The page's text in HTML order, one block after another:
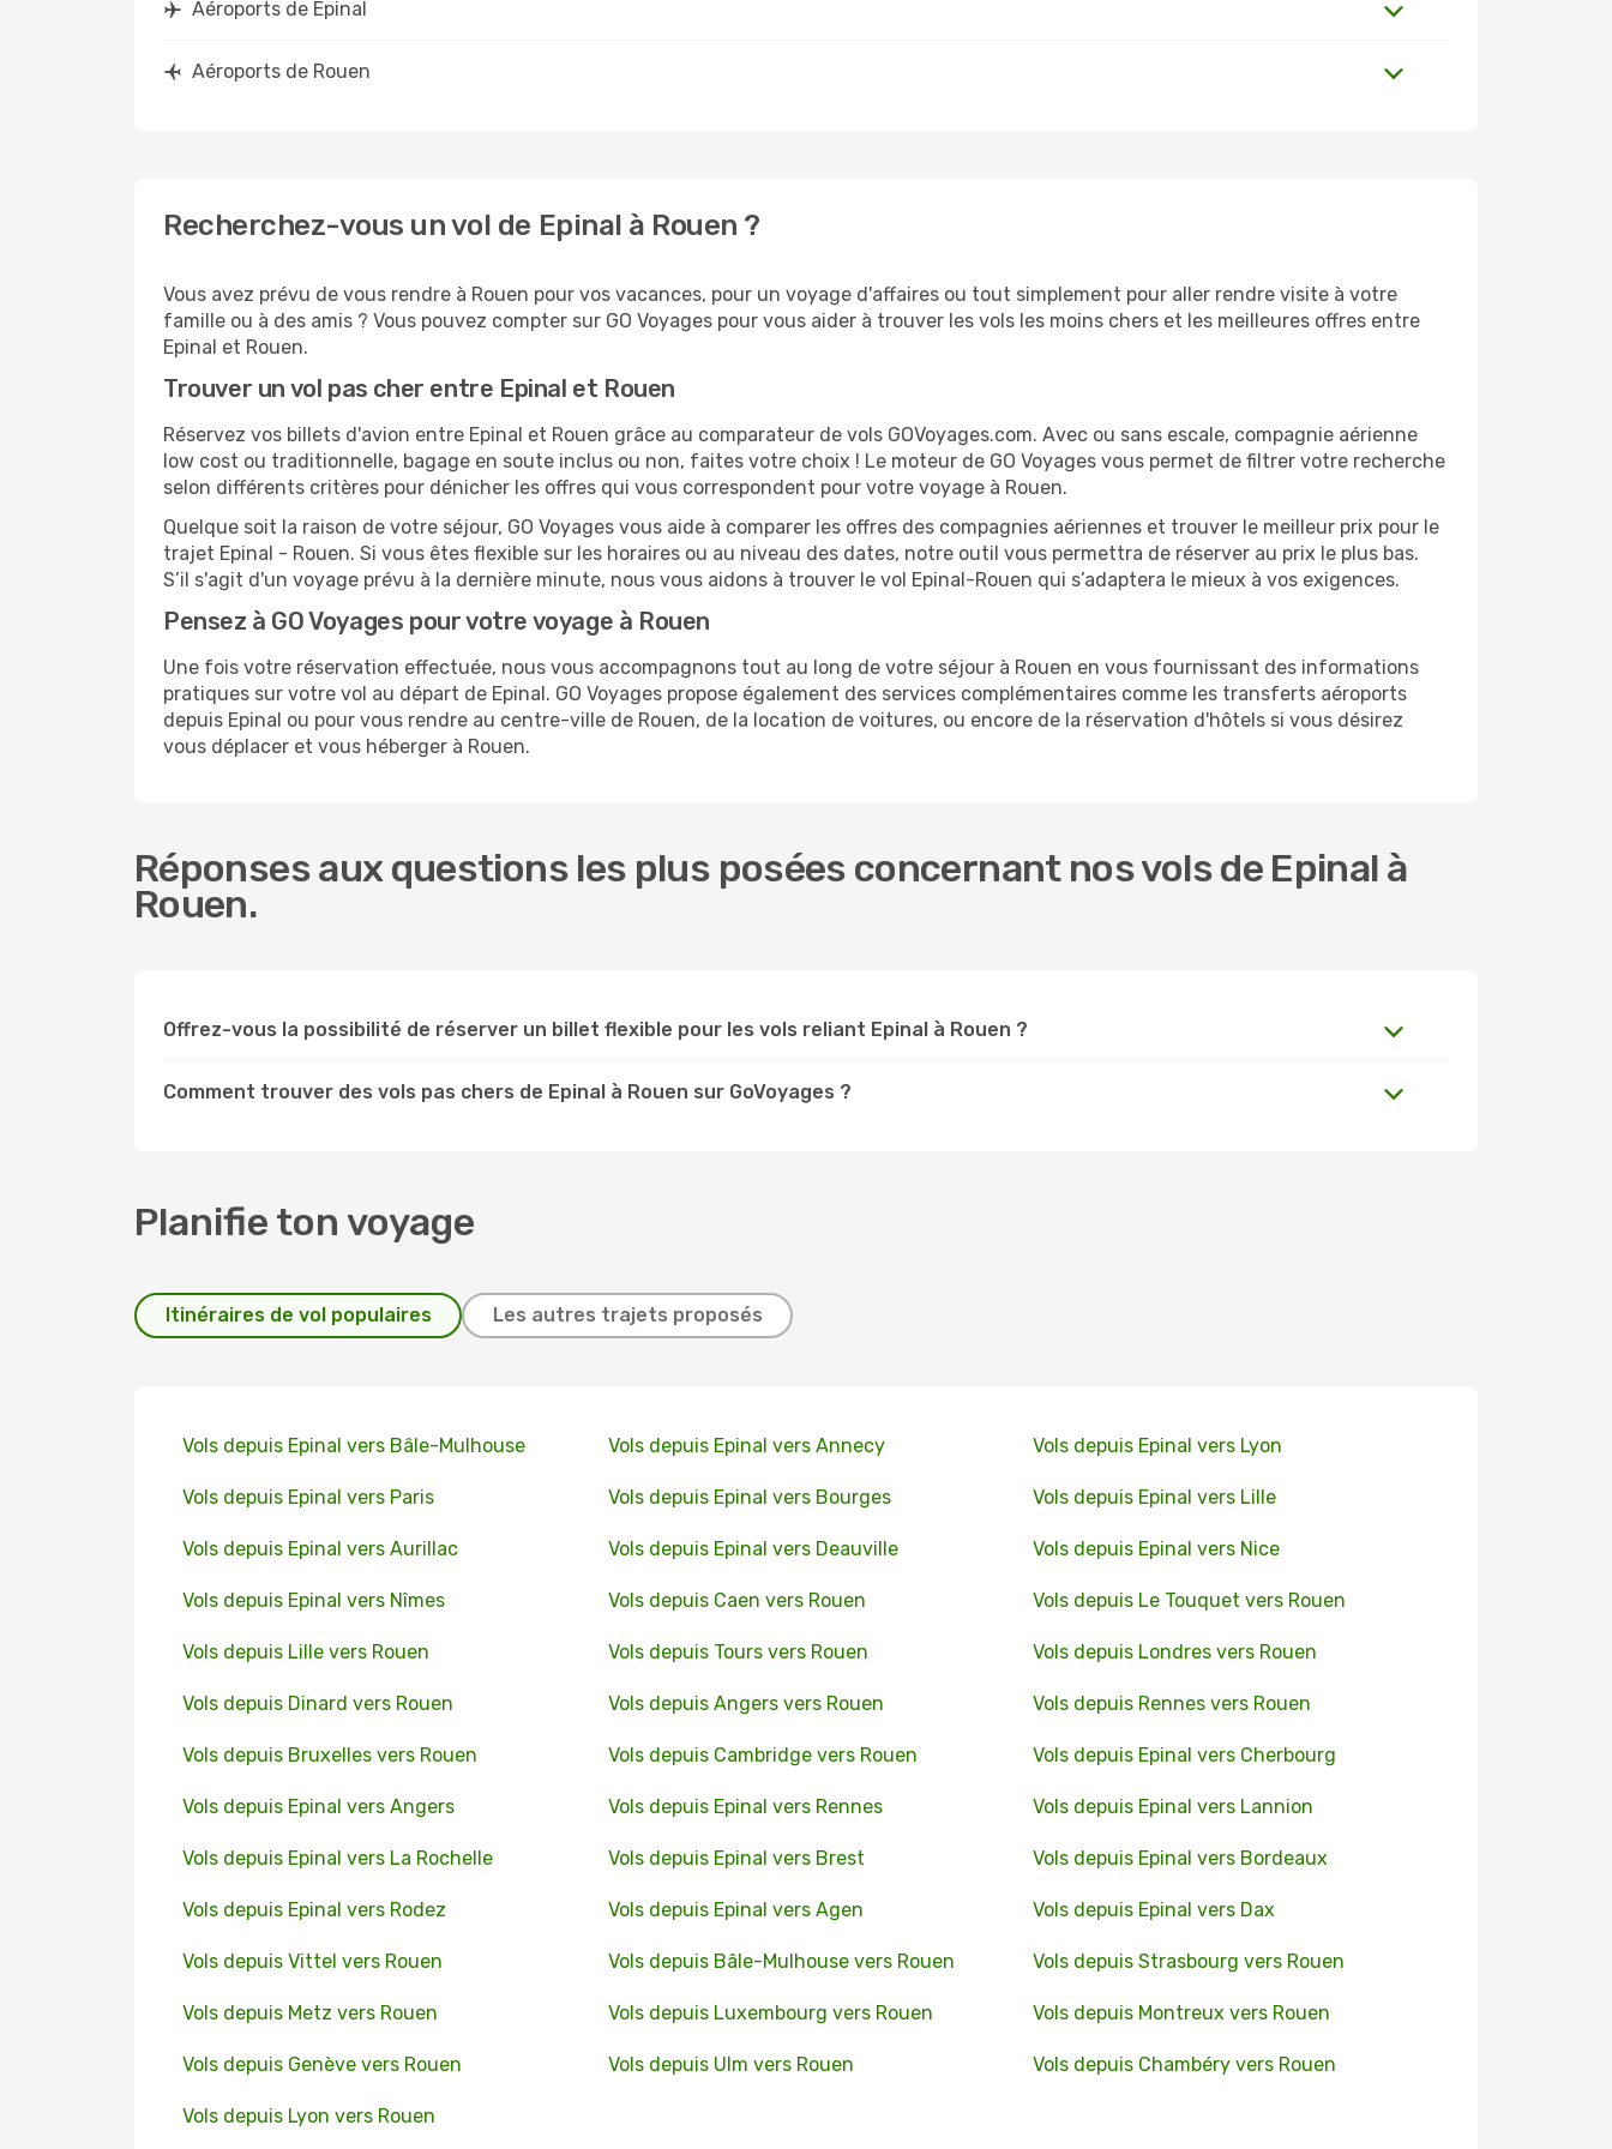
Aéroports de Epinal
Aéroports de Rouen
Recherchez-vous un vol de Epinal à Rouen ?
Vous avez prévu de vous rendre à Rouen pour vos vacances, pour un voyage d'affaires ou tout simplement pour aller rendre visite à votre
famille ou à des amis ? Vous pouvez compter sur GO Voyages pour vous aider à trouver les vols les moins chers et les meilleures offres entre
Epinal et Rouen.
Trouver un vol pas cher entre Epinal et Rouen
Réservez vos billets d'avion entre Epinal et Rouen grâce au comparateur de vols GOVoyages.com. Avec ou sans escale, compagnie aérienne
low cost ou traditionnelle, bagage en soute inclus ou non, faites votre choix ! Le moteur de GO Voyages vous permet de filtrer votre recherche
selon différents critères pour dénicher les offres qui vous correspondent pour votre voyage à Rouen.
Quelque soit la raison de votre séjour, GO Voyages vous aide à comparer les offres des compagnies aériennes et trouver le meilleur prix pour le
trajet Epinal - Rouen. Si vous êtes flexible sur les horaires ou au niveau des dates, notre outil vous permettra de réserver au prix le plus bas.
S’il s'agit d'un voyage prévu à la dernière minute, nous vous aidons à trouver le vol Epinal-Rouen qui s’adaptera le mieux à vos exigences.
Pensez à GO Voyages pour votre voyage à Rouen
Une fois votre réservation effectuée, nous vous accompagnons tout au long de votre séjour à Rouen en vous fournissant des informations
pratiques sur votre vol au départ de Epinal. GO Voyages propose également des services complémentaires comme les transferts aéroports
depuis Epinal ou pour vous rendre au centre-ville de Rouen, de la location de voitures, ou encore de la réservation d'hôtels si vous désirez
vous déplacer et vous héberger à Rouen.
Réponses aux questions les plus posées concernant nos vols de Epinal à
Rouen.
Offrez-vous la possibilité de réserver un billet flexible pour les vols reliant Epinal à Rouen ?
Comment trouver des vols pas chers de Epinal à Rouen sur GoVoyages ?
Planifie ton voyage
Itinéraires de vol populaires Les autres trajets proposés
Vols depuis Epinal vers Bâle-Mulhouse Vols depuis Epinal vers Annecy Vols depuis Epinal vers Lyon
Vols depuis Epinal vers Paris Vols depuis Epinal vers Bourges Vols depuis Epinal vers Lille
Vols depuis Epinal vers Aurillac Vols depuis Epinal vers Deauville Vols depuis Epinal vers Nice
Vols depuis Epinal vers Nîmes Vols depuis Caen vers Rouen Vols depuis Le Touquet vers Rouen
Vols depuis Lille vers Rouen Vols depuis Tours vers Rouen Vols depuis Londres vers Rouen
Vols depuis Dinard vers Rouen Vols depuis Angers vers Rouen Vols depuis Rennes vers Rouen
Vols depuis Bruxelles vers Rouen Vols depuis Cambridge vers Rouen Vols depuis Epinal vers Cherbourg
Vols depuis Epinal vers Angers Vols depuis Epinal vers Rennes Vols depuis Epinal vers Lannion
Vols depuis Epinal vers La Rochelle Vols depuis Epinal vers Brest Vols depuis Epinal vers Bordeaux
Vols depuis Epinal vers Rodez Vols depuis Epinal vers Agen Vols depuis Epinal vers Dax
Vols depuis Vittel vers Rouen Vols depuis Bâle-Mulhouse vers Rouen Vols depuis Strasbourg vers Rouen
Vols depuis Metz vers Rouen Vols depuis Luxembourg vers Rouen Vols depuis Montreux vers Rouen
Vols depuis Genève vers Rouen Vols depuis Ulm vers Rouen Vols depuis Chambéry vers Rouen
Vols depuis Lyon vers Rouen